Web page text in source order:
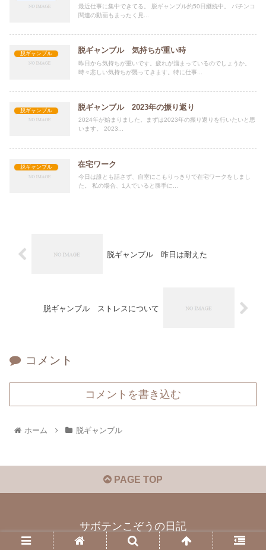
最近仕事に集中できてる。 脱ギャンブル約50日継続中。 パチンコ
関連の動画もまったく見...
脱ギャンブル 脱ギャンブル 気持ちが重い時
昨日から気持ちが重いです。疲れが溜まっているのでしょうか。
時々悲しい気持ちが襲ってきます。特に仕事...
脱ギャンブル 脱ギャンブル 2023年の振り返り
2024年が始まりました。まずは2023年の振り返りを行いたいと思
います。 2023...
脱ギャンブル 在宅ワーク
今日は誰とも話さず、自室にこもりっきりで在宅ワークをしまし
た。 私の場合、1人でいると勝手に...
脱ギャンブル 昨日は耐えた
脱ギャンブル ストレスについて
コメント
コメントを書き込む
ホーム 脱ギャンブル
PAGE TOP
サボテンこぞうの日記
© 2023 サボテンこぞうの日記.